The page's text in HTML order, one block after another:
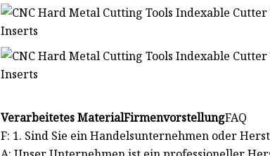
Verarbeitetes MaterialFirmenvorstellungFAQ
F: 1. Sind Sie ein Handelsunternehmen oder